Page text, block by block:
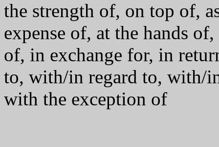
the strength of, on top of,
expense of, at the hands
of, in exchange for, in
to, with/in regard to, with/
with the exception of